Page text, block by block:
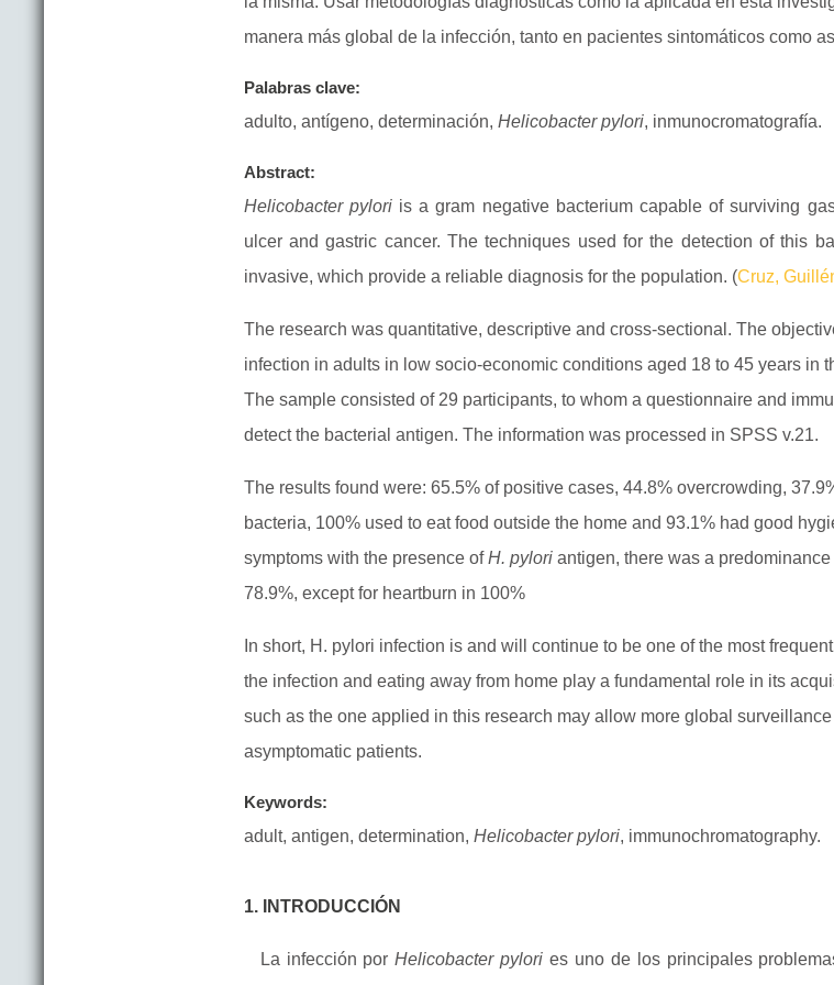
manera más global de la infección, tanto en pacientes sintomáticos como
Palabras clave:
adulto, antígeno, determinación, Helicobacter pylori, inmunocromatografía.
Abstract:
Helicobacter pyloriis a gram negative bacterium capable of surviving
ulcer and gastric cancer. The techniques used for the detection of this
invasive, which provide a reliable diagnosis for the population. (Cruz,
The research was quantitative, descriptive and cross-sectional. The
infection in adults in low socio-economic conditions aged 18 to 45 years in
The sample consisted of 29 participants, to whom a questionnaire and
detect the bacterial antigen. The information was processed in SPSS v.21.
The results found were: 65.5% of positive cases, 44.8% overcrowding,
bacteria, 100% used to eat food outside the home and 93.1% had good
symptoms with the presence ofH. pyloriantigen, there was a
78.9%, except for heartburn in 100%
In short, H. pylori infection is and will continue to be one of the most
the infection and eating away from home play a fundamental role in its
such as the one applied in this research may allow more global
asymptomatic patients.
Keywords:
adult, antigen, determination, Helicobacter pylori, immunochromatography.
1. INTRODUCCIÓN
La infección porHelicobacter pylori es uno de los principales